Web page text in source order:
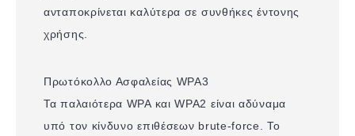
ανταποκρίνεται καλύτερα σε συνθήκες έντονης
χρήσης.
Πρωτόκολλο Ασφαλείας WPA3
Τα παλαιότερα WPA και WPA2 είναι αδύναμα
υπό τον κίνδυνο επιθέσεων brute-force. Το